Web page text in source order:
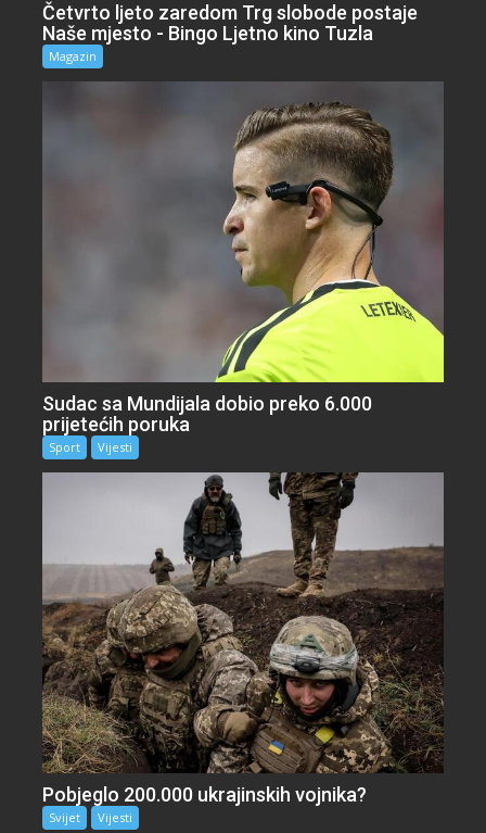
Četvrto ljeto zaredom Trg slobode postaje
Naše mjesto - Bingo Ljetno kino Tuzla
Magazin
Sudac sa Mundijala dobio preko 6.000
prijetećih poruka
Sport Vijesti
Pobjeglo 200.000 ukrajinskih vojnika?
Svijet Vijesti